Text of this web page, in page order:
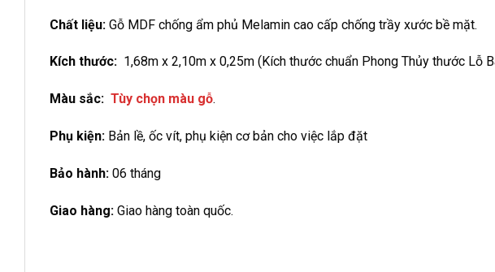
Chất liệu: Gỗ MDF chống ẩm phủ Melamin cao cấp chống trầy xước bề mặt.
Kích thước: 1,68m x 2,10m x 0,25m (Kích thước chuẩn Phong Thủy thước Lỗ
Màu sắc: Tùy chọn màu gỗ.
Phụ kiện: Bản lề, ốc vít, phụ kiện cơ bản cho việc lắp đặt
Bảo hành: 06 tháng
Giao hàng: Giao hàng toàn quốc.